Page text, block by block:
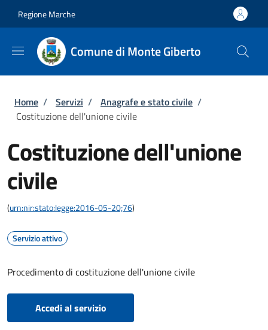
Regione Marche
Comune di Monte Giberto
Briciole di pane
Home / Servizi / Anagrafe e stato civile /
Costituzione dell'unione civile
Costituzione dell'unione
civile
(urn:nir:stato:legge:2016-05-20;76)
Servizio attivo
Procedimento di costituzione dell'unione civile
Accedi al servizio